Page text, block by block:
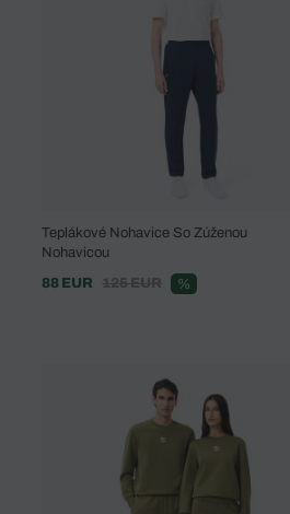
Teplákové Nohavice So Zúženou
Nohavicou
88 EUR
125 EUR %